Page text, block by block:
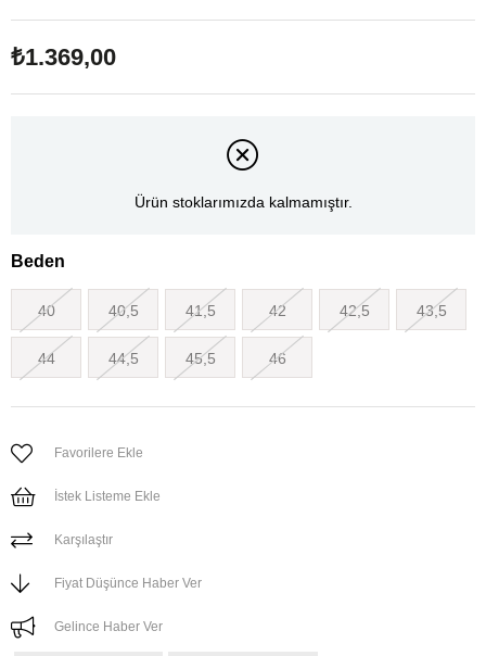
₺1.369,00
Ürün stoklarımızda kalmamıştır.
Beden
40 40,5 41,5 42 42,5 43,5
44 44,5 45,5 46
Favorilere Ekle
İstek Listeme Ekle
Karşılaştır
Fiyat Düşünce Haber Ver
Gelince Haber Ver